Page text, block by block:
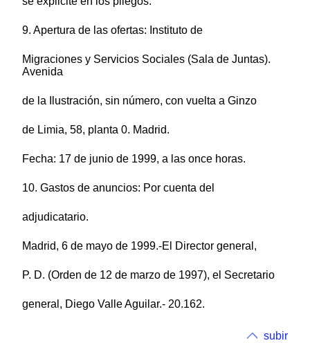
9. Apertura de las ofertas: Instituto de
Migraciones y Servicios Sociales (Sala de Juntas).
Avenida
de la Ilustración, sin número, con vuelta a Ginzo
de Limia, 58, planta 0. Madrid.
Fecha: 17 de junio de 1999, a las once horas.
10. Gastos de anuncios: Por cuenta del
adjudicatario.
Madrid, 6 de mayo de 1999.-El Director general,
P. D. (Orden de 12 de marzo de 1997), el Secretario
general, Diego Valle Aguilar.- 20.162.
subir